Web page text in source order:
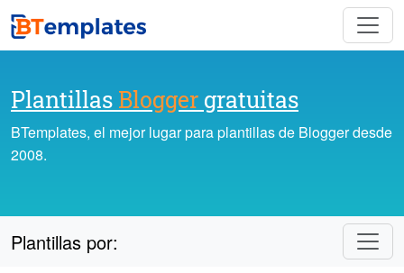
Plantillas Blogger gratuitas
BTemplates, el mejor lugar para plantillas de Blogger desde
2008.
Plantillas por: